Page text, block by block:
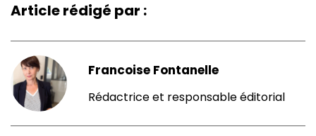
Article rédigé par :
Francoise Fontanelle
Rédactrice et responsable éditorial